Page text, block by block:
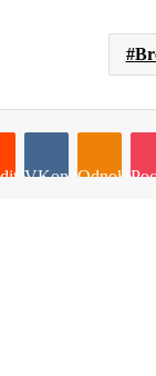
VKontakte